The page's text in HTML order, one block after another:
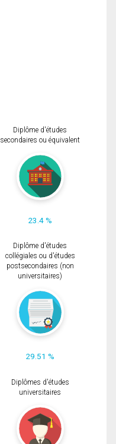
Diplôme d'études
secondaires ou équivalent
23.4 %
Diplôme d'études
collégiales ou d'études
postsecondaires (non
universitaires)
29.51 %
Diplômes d'études
universitaires